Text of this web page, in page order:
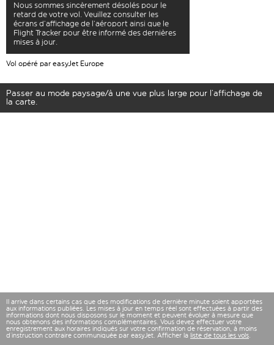
Nous sommes sincèrement désolés pour le
retard de votre vol. Veuillez consulter les
écrans d’affichage de l’aéroport ainsi que le
Flight Tracker pour être informé des dernières
mises à jour.
Vol opéré par easyJet Europe
Passer au mode paysage/à une vue plus large pour l’affichage de
la carte.
Il arrive dans certains cas que des modifications de dernière minute soient apportées
aux informations publiées. Les mises à jour en temps réel sont effectuées à partir des
informations dont nous disposons sur le moment et peuvent évoluer à mesure que
nous obtenons des informations complémentaires. Vous devez effectuer votre
enregistrement aux horaires indiqués sur votre confirmation de réservation, à moins
d’instruction contraire communiquée par easyJet. Afficher la liste de tous les vols.